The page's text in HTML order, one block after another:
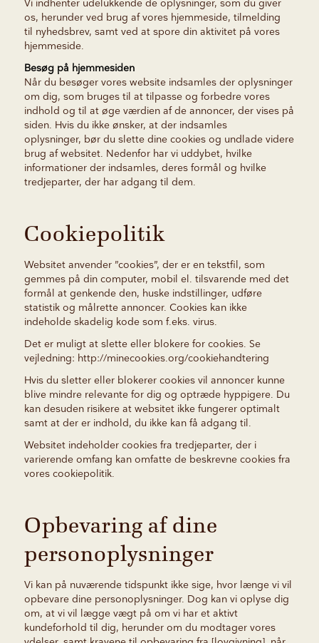
Vi indhenter udelukkende de oplysninger, som du giver
os, herunder ved brug af vores hjemmeside, tilmelding
til nyhedsbrev, samt ved at spore din aktivitet på vores
hjemmeside.
Besøg på hjemmesiden
Når du besøger vores website indsamles der oplysninger
om dig, som bruges til at tilpasse og forbedre vores
indhold og til at øge værdien af de annoncer, der vises på
siden. Hvis du ikke ønsker, at der indsamles
oplysninger, bør du slette dine cookiesog undlade videre
brug af websitet. Nedenfor har vi uddybet, hvilke
informationer der indsamles, deres formål og hvilke
tredjeparter, der har adgang til dem.
Cookiepolitik
Websitet anvender ”cookies”, der er en tekstfil, som
gemmes på din computer, mobil el. tilsvarende med det
formål at genkende den, huske indstillinger, udføre
statistik og målrette annoncer. Cookies kan ikke
indeholde skadelig kode som f.eks. virus.
Det er muligt at slette eller blokere for cookies. Se
vejledning: http://minecookies.org/cookiehandtering
Hvis du sletter eller blokerer cookies vil annoncer kunne
blive mindre relevante for dig og optræde hyppigere. Du
kan desuden risikere at websitet ikke fungerer optimalt
samt at der er indhold, du ikke kan få adgang til.
Websitet indeholder cookies fra tredjeparter, der i
varierende omfang kan omfatte de beskrevne cookies fra
vores cookiepolitik.
Opbevaring af dine
personoplysninger
Vi kan på nuværende tidspunkt ikke sige, hvor længe vi vil
opbevare dine personoplysninger. Dog kan vi oplyse dig
om, at vi vil lægge vægt på om vi har et aktivt
kundeforhold til dig, herunder om du modtager vores